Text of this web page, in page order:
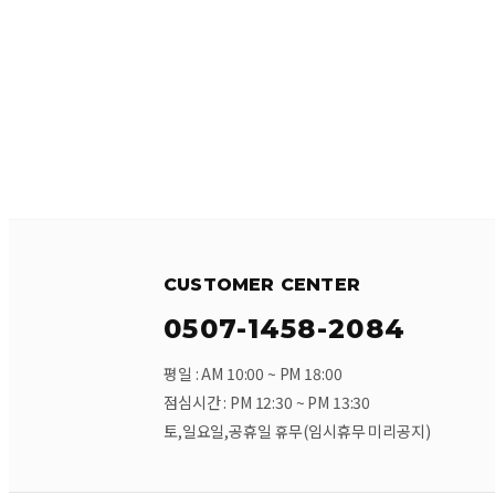
CUSTOMER CENTER
0507-1458-2084
평일 : AM 10:00 ~ PM 18:00
점심시간 : PM 12:30 ~ PM 13:30
토,일요일,공휴일 휴무(임시휴무 미리공지)